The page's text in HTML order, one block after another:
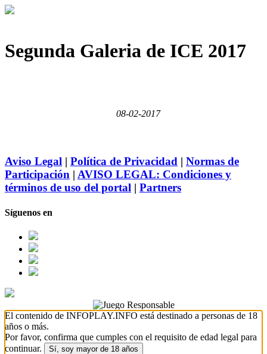
Segunda Galeria de ICE 2017
08-02-2017
Aviso Legal | Política de Privacidad | Normas de
Participación | AVISO LEGAL: Condiciones y
términos de uso del portal | Partners
Síguenos en
El contenido de INFOPLAY.INFO está destinado a personas de 18
años o más.
Por favor, confirma que cumples con el requisito de edad legal para
continuar.
Sí, soy mayor de 18 años